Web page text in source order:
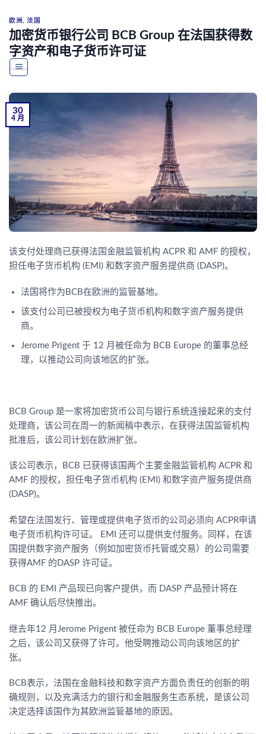
content
欧洲,法国
加密货币银行公司 BCB Group 在法国获得数
字资产和电子货币许可证
30
4 月
该支付处理商已获得法国金融监管机构 ACPR 和 AMF 的授权，
担任电子货币机构 (EMI) 和数字资产服务提供商 (DASP)。
法国将作为BCB在欧洲的监管基地。
该支付公司已被授权为电子货币机构和数字资产服务提供
商。
Jerome Prigent 于 12 月被任命为 BCB Europe 的董事总经
理，以推动公司向该地区的扩张。
BCB Group 是一家将加密货币公司与银行系统连接起来的支付
处理商，该公司在周一的新闻稿中表示，在获得法国监管机构
批准后，该公司计划在欧洲扩张。
该公司表示，BCB 已获得该国两个主要金融监管机构 ACPR 和
AMF 的授权，担任电子货币机构 (EMI) 和数字资产服务提供商
(DASP)。
希望在法国发行、管理或提供电子货币的公司必须向 ACPR申请
电子货币机构许可证。 EMI 还可以提供支付服务。同样，在该
国提供数字资产服务（例如加密货币托管或交易）的公司需要
获得AMF 的DASP 许可证。
BCB 的 EMI 产品现已向客户提供，而 DASP 产品预计将在
AMF 确认后尽快推出。
继去年12 月Jerome Prigent 被任命为 BCB Europe 董事总经理
之后，该公司又获得了许可。他受聘推动公司向该地区的扩
张。
BCB表示，法国在金融科技和数字资产方面负责任的创新的明
确规则，以及充满活力的银行和金融服务生态系统，是该公司
决定选择该国作为其欧洲监管基地的原因。